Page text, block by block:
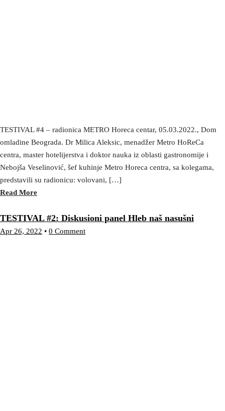
TESTIVAL #4 – radionica METRO Horeca centar, 05.03.2022., Dom
omladine Beograda. Dr Milica Aleksic, menadžer Metro HoReCa
centra, master hotelijerstva i doktor nauka iz oblasti gastronomije i
Nebojša Veselinović, šef kuhinje Metro Horeca centra, sa kolegama,
predstavili su radionicu: volovani, […]
Read More
TESTIVAL #2: Diskusioni panel Hleb naš nasušni
Apr 26, 2022 • 0 Comment